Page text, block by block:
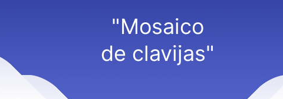
"Mosaico
de clavijas"